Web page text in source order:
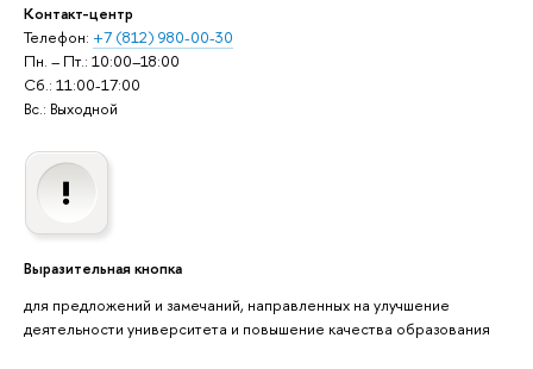
Контакт-центр
Телефон: +7 (812) 980-00-30
Пн. – Пт.: 10:00–18:00
Сб.: 11:00-17:00
Вс.: Выходной
Выразительная кнопка
для предложений и замечаний, направленных на улучшение
деятельности университета и повышение качества образования